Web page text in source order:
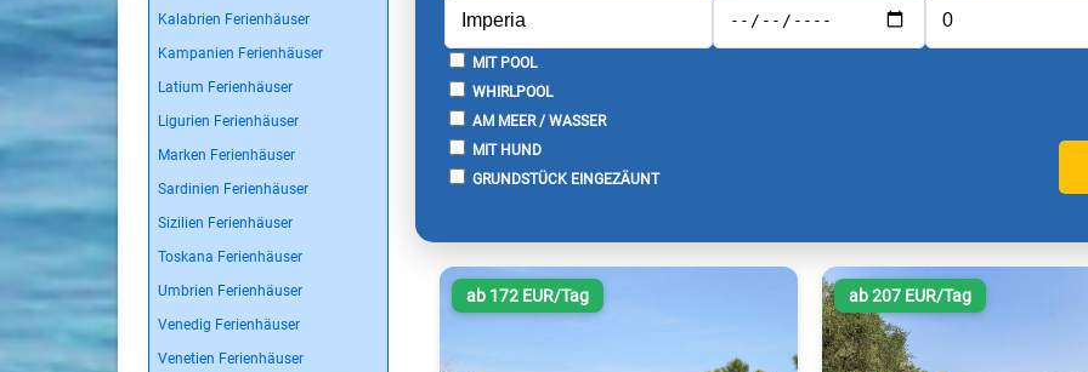
Kalabrien Ferienhäuser
Kampanien Ferienhäuser
Latium Ferienhäuser
Ligurien Ferienhäuser
Marken Ferienhäuser
Sardinien Ferienhäuser
Sizilien Ferienhäuser
Toskana Ferienhäuser
Umbrien Ferienhäuser
Venedig Ferienhäuser
Venetien Ferienhäuser
MIT POOL
WHIRLPOOL
AM MEER / WASSER
MIT HUND
GRUNDSTÜCK EINGEZÄUNT
ab 172 EUR/Tag ab 207 EUR/Tag